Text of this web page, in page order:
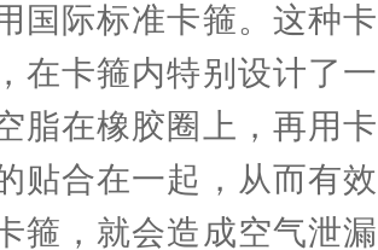
国际标准卡箍。这种
在卡箍内特别设计了
脂在橡胶圈上，再用
贴合在一起，从而有
箍，就会造成空气泄